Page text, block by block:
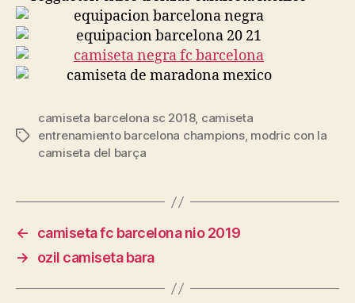
Etiquetas
camiseta barcelona sc 2018, camiseta
entrenamiento barcelona champions, modric con la
camiseta del barça
←
camiseta fc barcelona nio 2019
→
ozil camiseta bara